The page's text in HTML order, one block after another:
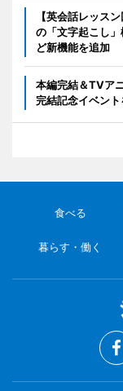
【英会話レッス
の「文字起こし
ど新機能を追加
本編完結＆TVア
完結記念イベン
食べる
暮らす・働く